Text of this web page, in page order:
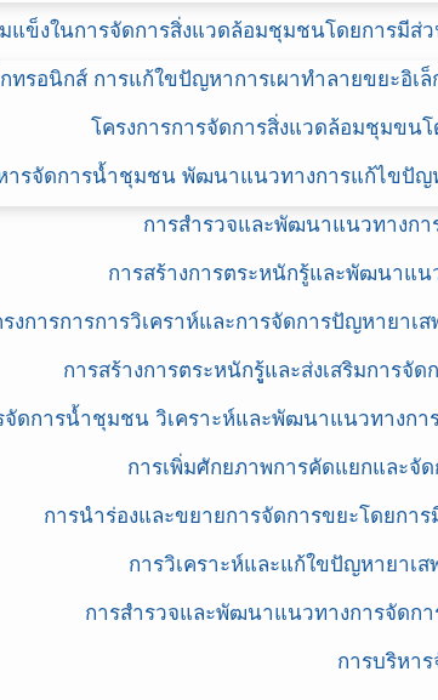
แข็งในการจัดการสิ่งแวดล้อมชุมชนโดยการมีส่
ทรอนิกส์ การแก้ใขปัญหาการเผาทำลายขยะอิเ
โครงการการจัดการสิ่งแวดล้อมชุมขน
ารจัดการน้ำชุมชน พัฒนาแนวทางการแก้ไขปั
การสำรวจและพัฒนาแนวทางกา
การสร้างการตระหนักรู้และพัฒนาแน
งการการการวิเคราห์และการจัดการปัญหายาเ
การสร้างการตระหนักรูู้และส่งเสริมการจั
ดการน้ำชุมชน วิเคราะห์และพัฒนาแนวทางก
การเพิ่มศักยภาพการคัดแยกและจั
การนำร่องและขยายการจัดการขยะโดยกา
การวิเคราะห์และแก้ใขปัญหายาเ
การสำรวจและพัฒนาแนวทางการจัดก
การบริหา